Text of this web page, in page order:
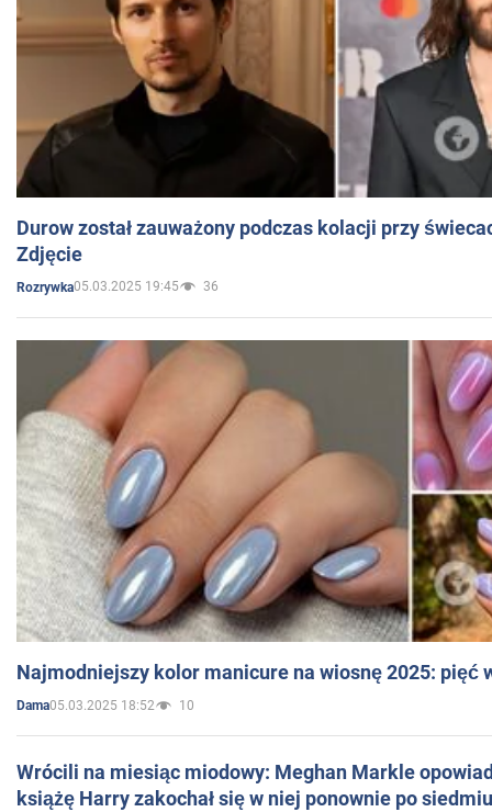
Durow został zauważony podczas kolacji przy
Zdjęcie
Rozrywka05.03.2025 19:45 36
Najmodniejszy kolor manicure na wiosnę 2025: pięć
Dama05.03.2025 18:52 10
Wrócili na miesiąc miodowy: Meghan Markle
książę Harry zakochał się w niej ponownie po